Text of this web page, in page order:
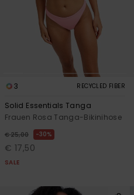
3 RECYCLED FIBER
Solid Essentials Tanga
Frauen Rosa Tanga-Bikinihose
€ 25,00 30%
€ 17,50
SALE